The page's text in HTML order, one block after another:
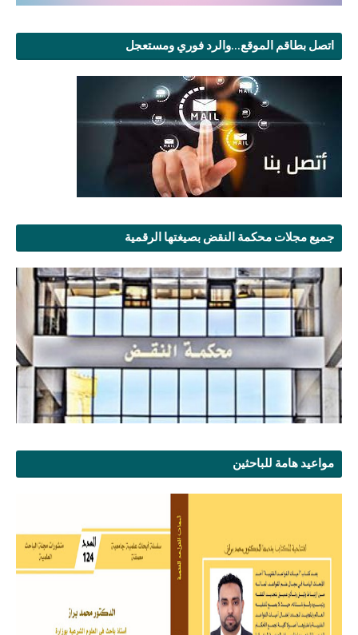
اتصل بطاقم الموقع...والرد فوري ومستعجل
جميع مجلات محكمة النقض بصيغتها الرقمية
مواعيد هامة للباحثين